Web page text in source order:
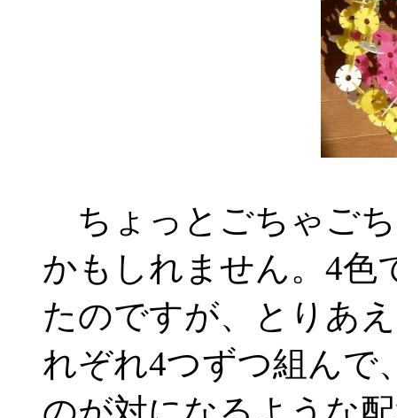
ちょっとごちゃご
かもしれません。4色
たのですが、とりあ
れぞれ4つずつ組んで